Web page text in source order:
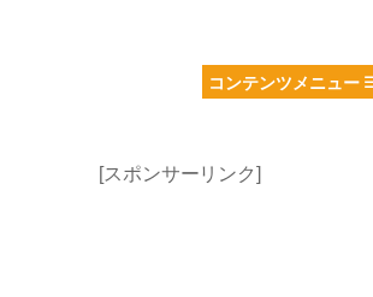
コンテンツメニュー
[スポンサーリンク]